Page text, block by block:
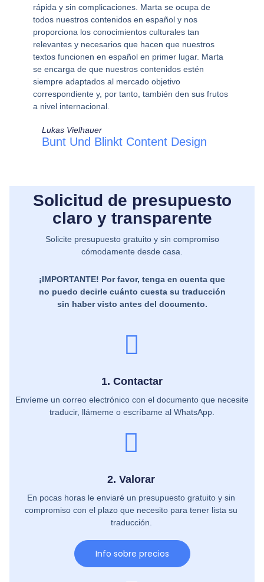
rápida y sin complicaciones. Marta se ocupa de
todos nuestros contenidos en español y nos
proporciona los conocimientos culturales tan
relevantes y necesarios que hacen que nuestros
textos funcionen en español en primer lugar. Marta
se encarga de que nuestros contenidos estén
siempre adaptados al mercado objetivo
correspondiente y, por tanto, también den sus frutos
a nivel internacional.
Lukas Vielhauer
Bunt Und Blinkt Content Design
Solicitud de presupuesto
claro y transparente
Solicite presupuesto gratuito y sin compromiso
cómodamente desde casa.
¡IMPORTANTE! Por favor, tenga en cuenta que
no puedo decirle cuánto cuesta su traducción
sin haber visto antes del documento.
1. Contactar
Envíeme un correo electrónico con el documento que necesite
traducir, llámeme o escríbame al WhatsApp.
2. Valorar
En pocas horas le enviaré un presupuesto gratuito y sin
compromiso con el plazo que necesito para tener lista su
traducción.​
Info sobre precios